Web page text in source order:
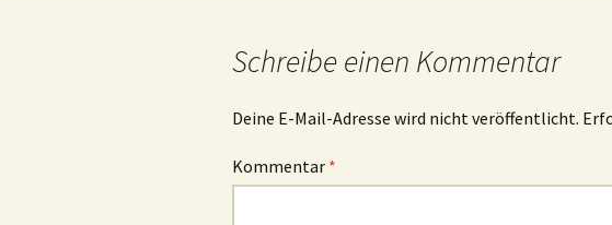
Schreibe einen Kommentar
Deine E-Mail-Adresse wird nicht veröffentlicht.
Kommentar *